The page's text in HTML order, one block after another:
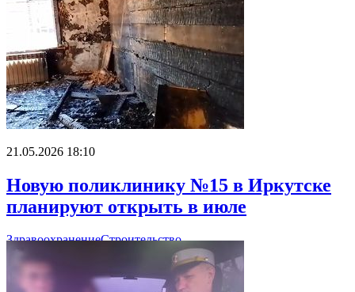
21.05.2026 18:10
Новую поликлинику №15 в Иркутске
планируют открыть в июле
ЗдравоохранениеСтроительство